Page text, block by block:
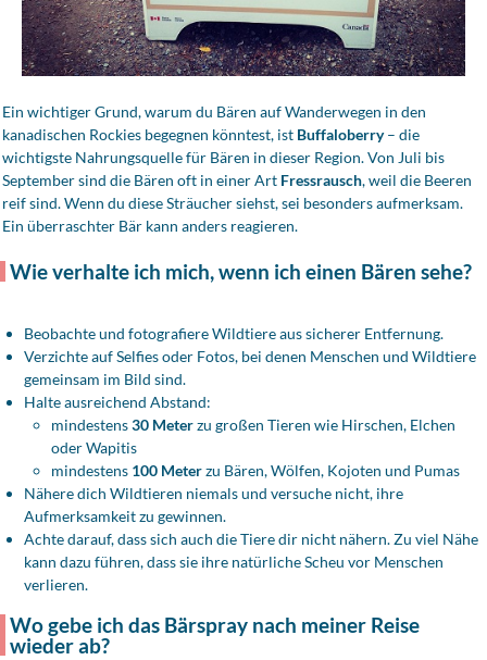
Ein wichtiger Grund, warum du Bären auf Wanderwegen in den
kanadischen Rockies begegnen könntest, ist Buffaloberry– die
wichtigste Nahrungsquelle für Bären in dieser Region. Von Juli bis
September sind die Bären oft in einer Art Fressrausch, weil die Beeren
reif sind. Wenn du diese Sträucher siehst, sei besonders aufmerksam.
Ein überraschter Bär kann anders reagieren.
Wie verhalte ich mich, wenn ich einen Bären sehe?
Beobachte und fotografiere Wildtiere aus sicherer Entfernung.
Verzichte auf Selfies oder Fotos, bei denen Menschen und Wildtiere
gemeinsam im Bild sind.
Halte ausreichend Abstand:
mindestens30 Meterzu großen Tieren wie Hirschen, Elchen
oder Wapitis
mindestens 100 Meterzu Bären, Wölfen, Kojoten und Pumas
Nähere dich Wildtieren niemals und versuche nicht, ihre
Aufmerksamkeit zu gewinnen.
Achte darauf, dass sich auch die Tiere dir nicht nähern. Zu viel Nähe
kann dazu führen, dass sie ihre natürliche Scheu vor Menschen
verlieren.
Wo gebe ich das Bärspray nach meiner Reise
wieder ab?